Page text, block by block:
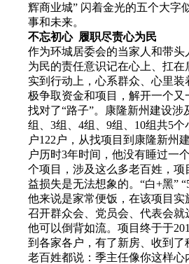
辉商业城” 闪着金光的五个大字
事和未来。
不忘初心 履职尽责心为民
作为环城居委会的当家人和带头
为民的责任意识记在心上、扛在
实到行动上，心系群众、心里装
极争取资金和项目，解开一个又
找对了“路子”。康隆新州建设涉
组、3组、4组、9组、10组共5个
户122户，从找项目到康隆新州
户历时3年时间，他没有睡过一
个项目，涉及这么多老百姓，项
益损失是无法想象的。“白+黑”
他来说是家常便饭，在该项目实
召开群众会、党员会、代表会就
他可以倒背如流。项目终于于
到各家各户，有了新房、收到了
老百姓都说：季主任像你这样心